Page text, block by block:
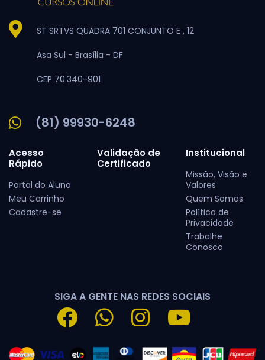
ST SRTVS QUADRA 701 CONJUNTO E , 12
Asa Sul - Brasília - DF
CEP 70.340-901
(81) 99930-6248
Acesso
Rápido
Portal do Aluno
Meu Carrinho
Cadastre-se
Validação de
Certificado
Institucional
Missão, Visão e
Valores
Quem Somos
Política de
Privacidade
Trabalhe
Conosco
SIGA A GENTE NAS REDES SOCIAIS